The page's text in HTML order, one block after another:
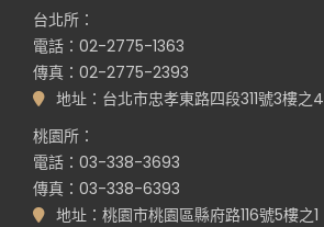
台北所：
電話：02-2775-1363
傳真：02-2775-2393
地址：台北市忠孝東路四段311號3樓之4
桃園所：
電話：03-338-3693
傳真：03-338-6393
地址：桃園市桃園區縣府路116號5樓之1